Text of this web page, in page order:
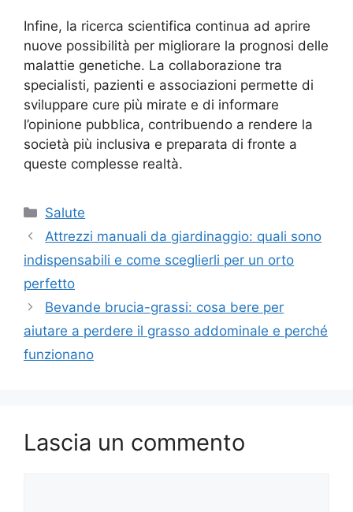
Infine, la ricerca scientifica continua ad aprire
nuove possibilità per migliorare la prognosi delle
malattie genetiche. La collaborazione tra
specialisti, pazienti e associazioni permette di
sviluppare cure più mirate e di informare
l’opinione pubblica, contribuendo a rendere la
società più inclusiva e preparata di fronte a
queste complesse realtà.
Categorie
Salute
Attrezzi manuali da giardinaggio: quali sono
indispensabili e come sceglierli per un orto
perfetto
Bevande brucia-grassi: cosa bere per
aiutare a perdere il grasso addominale e perché
funzionano
Lascia un commento